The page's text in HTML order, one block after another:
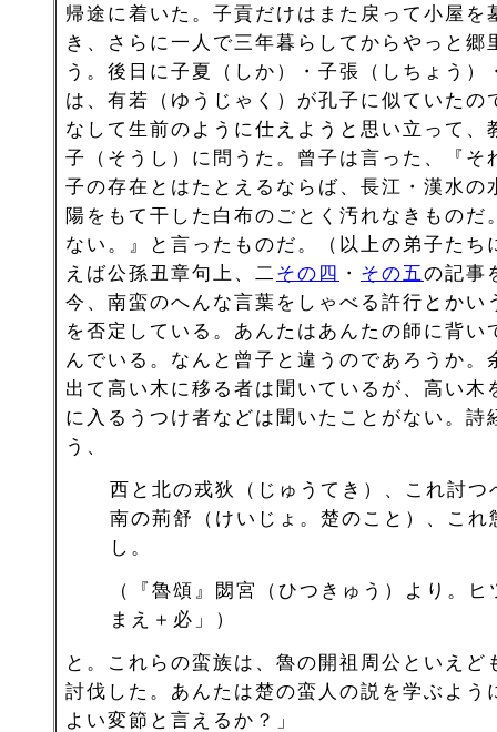
帰途に着いた。子貢だけはまた戻って小屋を
き、さらに一人で三年暮らしてからやっと郷
う。後日に子夏（しか）・子張（しちょう）
は、有若（ゆうじゃく）が孔子に似ていたの
なして生前のように仕えようと思い立って、
子（そうし）に問うた。曾子は言った、『そ
子の存在とはたとえるならば、長江・漢水の
陽をもて干した白布のごとく汚れなきものだ
ない。』と言ったものだ。（以上の弟子たち
えば公孫丑章句上、二 その四 ・ その五の記事
今、南蛮のへんな言葉をしゃべる許行とかい
を否定している。あんたはあんたの師に背い
んでいる。なんと曾子と違うのであろうか。
出て高い木に移る者は聞いているが、高い木
に入るうつけ者などは聞いたことがない。詩
う、
西と北の戎狄（じゅうてき）、これ討つ
南の荊舒（けいじょ。楚のこと）、これ
し。
（『魯頌』閟宮（ひつきゅう）より。
まえ＋必」）
と。これらの蛮族は、魯の開祖周公といえど
討伐した。あんたは楚の蛮人の説を学ぶよう
よい変節と言えるか？」